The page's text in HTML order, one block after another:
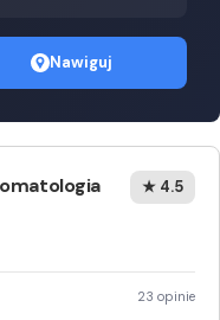
Nawiguj
★ 4.5
23 opinie